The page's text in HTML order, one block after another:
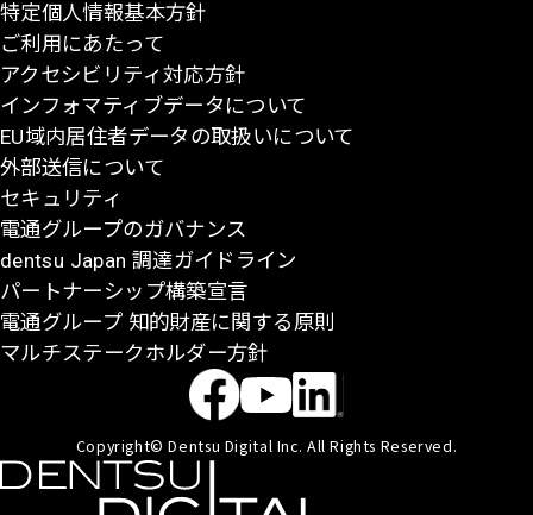
特定個人情報基本方針
ご利用にあたって
アクセシビリティ対応方針
インフォマティブデータについて
EU域内居住者データの取扱いについて
外部送信について
セキュリティ
電通グループのガバナンス
dentsu Japan 調達ガイドライン
パートナーシップ構築宣言
電通グループ 知的財産に関する原則
マルチステークホルダー方針
Copyright© Dentsu Digital Inc. All Rights Reserved.